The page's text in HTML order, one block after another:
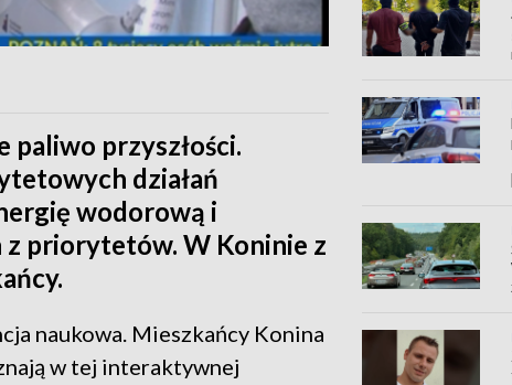
przyszłości.
działań
wodorową i
z priorytetów. W Koninie z
naukowa. Mieszkańcy Konina
w tej interaktywnej